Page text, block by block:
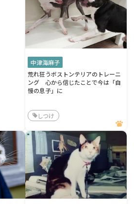
中津海麻子
荒れ狂うボストンテリアのトレーニ
ング 心から信じたことで今は「自
慢の息子」に
しつけ